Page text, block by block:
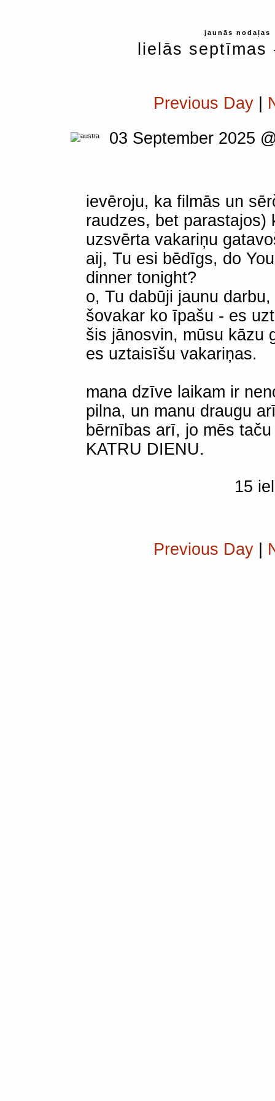
jaunās nodaļas
lielās septīmas
Previous Day
03 September 2025
ievēroju, ka filmās un
raudzes, bet parastajos)
uzsvērta vakariņu
aij, Tu esi bēdīgs, do
dinner tonight?
o, Tu dabūji jaunu
šovakar ko īpašu - es
šis jānosvin, mūsu kāzu
es uztaisīšu vakariņas.
mana dzīve laikam ir
pilna, un manu draugu
bērnības arī, jo mēs
KATRU DIENU.
15
Previous Day